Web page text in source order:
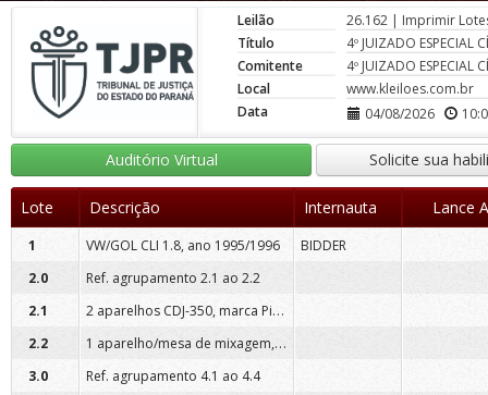
Leilão 26.162 | Imprimir
Título
4º JUIZADO ESPECIAL
Comitente
4º JUIZADO ESPECIAL
Local
www.kleiloes.com.br
Data
04/08/2026
Auditório Virtual Solicite sua
Lote Descrição Internauta Lance
1 VW/GOL CLI 1.8, ano 1995/1996
BIDDER
2.0
Ref. agrupamento 2.1 ao 2.2
2.1
2 aparelhos CDJ-350, marca Pioneer
2.2 1 aparelho/mesa de mixagem, marca Pioneer
3.0
Ref. agrupamento 4.1 ao 4.4